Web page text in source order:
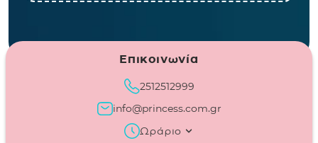
Επικοινωνία
2512512999
info@princess.com.gr
Ωράριο